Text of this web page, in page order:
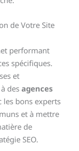
de Votre Site
performant
spécifiques.
et
à desagences
les bons experts
et à mettre
de
SEO.